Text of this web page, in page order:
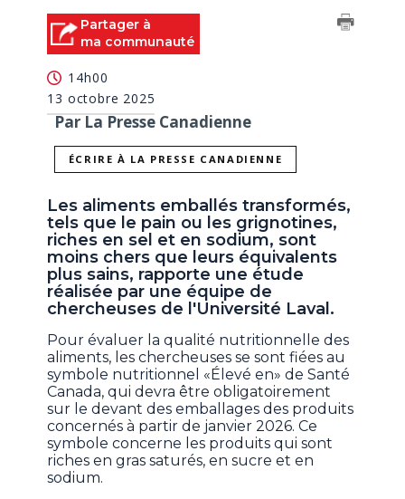
Partager à
ma communauté
14h00
13 octobre 2025
Par La Presse Canadienne
ÉCRIRE À LA PRESSE CANADIENNE
Les aliments emballés transformés,
tels que le pain ou les grignotines,
riches en sel et en sodium, sont
moins chers que leurs équivalents
plus sains, rapporte une étude
réalisée par une équipe de
chercheuses de l'Université Laval.
Pour évaluer la qualité nutritionnelle des
aliments, les chercheuses se sont fiées au
symbole nutritionnel «Élevé en» de Santé
Canada, qui devra être obligatoirement
sur le devant des emballages des produits
concernés à partir de janvier 2026. Ce
symbole concerne les produits qui sont
riches en gras saturés, en sucre et en
sodium.